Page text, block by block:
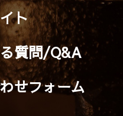
ト
質問/Q&A
せフォーム